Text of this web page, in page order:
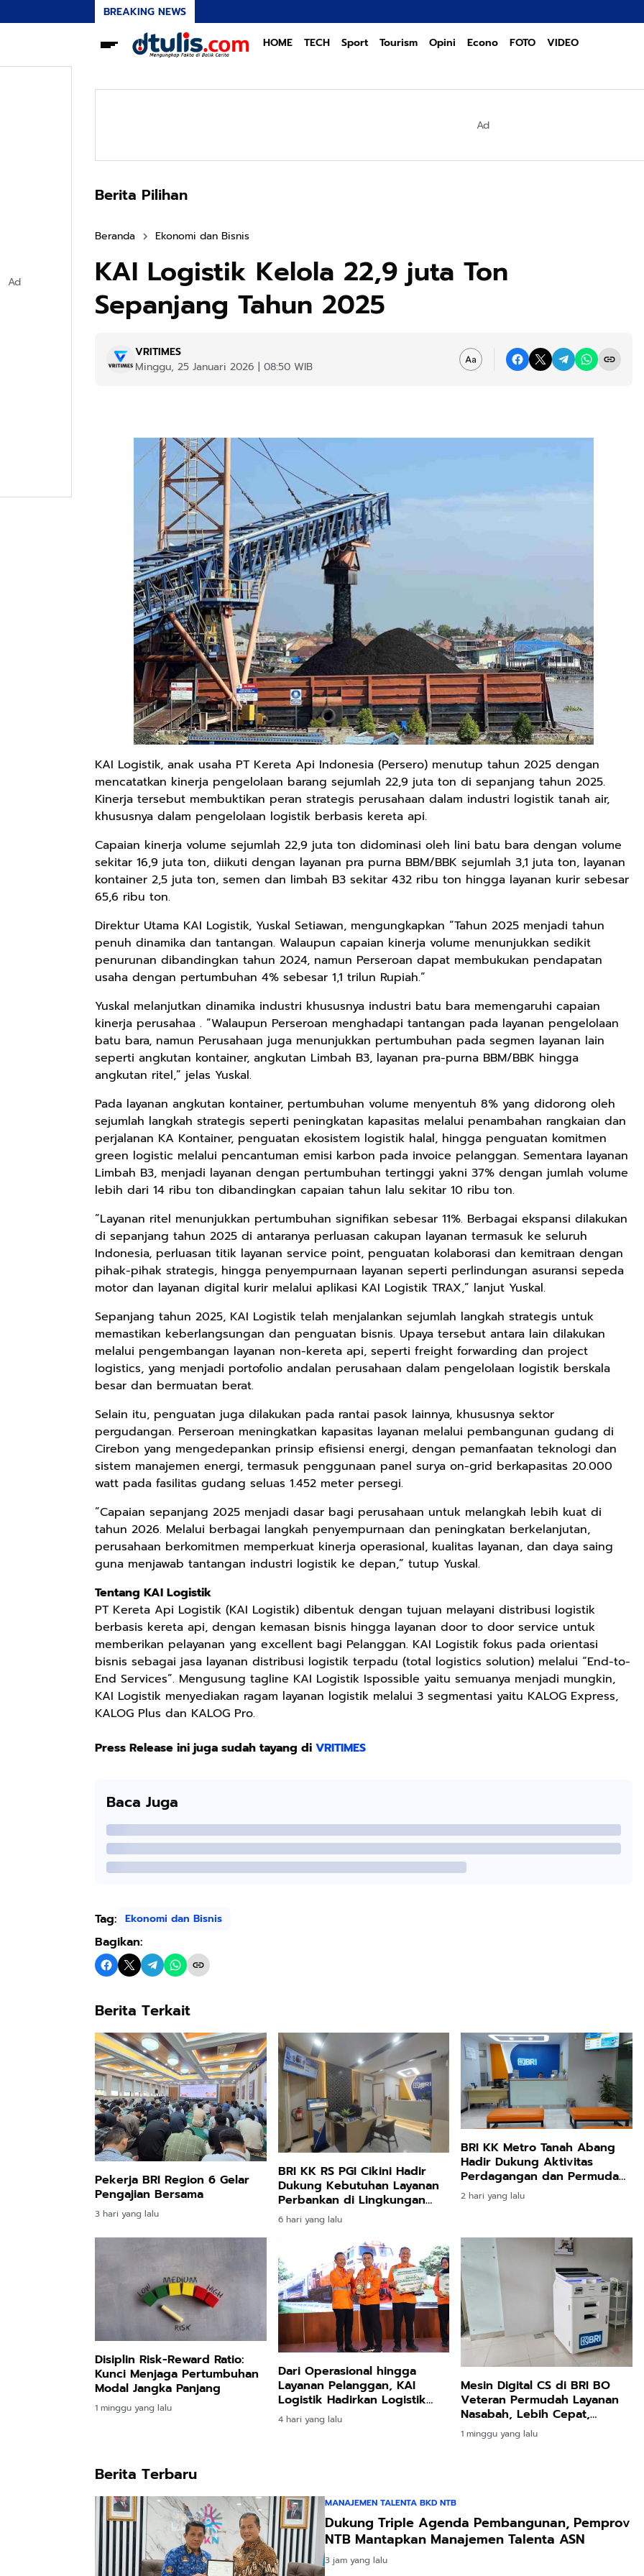
BREAKING NEWS
HOME TECH Sport Tourism Opini Econo FOTO VIDEO
Ad
Berita Pilihan
Beranda Ekonomi dan Bisnis
KAI Logistik Kelola 22,9 juta Ton
Sepanjang Tahun 2025
VRITIMES
Minggu, 25 Januari 2026 | 08:50 WIB
KAI Logistik, anak usaha PT Kereta Api Indonesia (Persero) menutup tahun 2025 dengan
mencatatkan kinerja pengelolaan barang sejumlah 22,9 juta ton di sepanjang tahun 2025.
Kinerja tersebut membuktikan peran strategis perusahaan dalam industri logistik tanah air,
khususnya dalam pengelolaan logistik berbasis kereta api.
Capaian kinerja volume sejumlah 22,9 juta ton didominasi oleh lini batu bara dengan volume
sekitar 16,9 juta ton, diikuti dengan layanan pra purna BBM/BBK sejumlah 3,1 juta ton, layanan
kontainer 2,5 juta ton, semen dan limbah B3 sekitar 432 ribu ton hingga layanan kurir sebesar
65,6 ribu ton.
Direktur Utama KAI Logistik, Yuskal Setiawan, mengungkapkan ”Tahun 2025 menjadi tahun
penuh dinamika dan tantangan. Walaupun capaian kinerja volume menunjukkan sedikit
penurunan dibandingkan tahun 2024, namun Perseroan dapat membukukan pendapatan
usaha dengan pertumbuhan 4% sebesar 1,1 trilun Rupiah.”
Yuskal melanjutkan dinamika industri khususnya industri batu bara memengaruhi capaian
kinerja perusahaa . ”Walaupun Perseroan menghadapi tantangan pada layanan pengelolaan
batu bara, namun Perusahaan juga menunjukkan pertumbuhan pada segmen layanan lain
seperti angkutan kontainer, angkutan Limbah B3, layanan pra-purna BBM/BBK hingga
angkutan ritel,” jelas Yuskal.
Pada layanan angkutan kontainer, pertumbuhan volume menyentuh 8% yang didorong oleh
sejumlah langkah strategis seperti peningkatan kapasitas melalui penambahan rangkaian dan
perjalanan KA Kontainer, penguatan ekosistem logistik halal, hingga penguatan komitmen
green logistic melalui pencantuman emisi karbon pada invoice pelanggan. Sementara layanan
Limbah B3, menjadi layanan dengan pertumbuhan tertinggi yakni 37% dengan jumlah volume
lebih dari 14 ribu ton dibandingkan capaian tahun lalu sekitar 10 ribu ton.
”Layanan ritel menunjukkan pertumbuhan signifikan sebesar 11%. Berbagai ekspansi dilakukan
di sepanjang tahun 2025 di antaranya perluasan cakupan layanan termasuk ke seluruh
Indonesia, perluasan titik layanan service point, penguatan kolaborasi dan kemitraan dengan
pihak-pihak strategis, hingga penyempurnaan layanan seperti perlindungan asuransi sepeda
motor dan layanan digital kurir melalui aplikasi KAI Logistik TRAX,” lanjut Yuskal.
Sepanjang tahun 2025, KAI Logistik telah menjalankan sejumlah langkah strategis untuk
memastikan keberlangsungan dan penguatan bisnis. Upaya tersebut antara lain dilakukan
melalui pengembangan layanan non-kereta api, seperti freight forwarding dan project
logistics, yang menjadi portofolio andalan perusahaan dalam pengelolaan logistik berskala
besar dan bermuatan berat.
Selain itu, penguatan juga dilakukan pada rantai pasok lainnya, khususnya sektor
pergudangan. Perseroan meningkatkan kapasitas layanan melalui pembangunan gudang di
Cirebon yang mengedepankan prinsip efisiensi energi, dengan pemanfaatan teknologi dan
sistem manajemen energi, termasuk penggunaan panel surya on-grid berkapasitas 20.000
watt pada fasilitas gudang seluas 1.452 meter persegi.
”Capaian sepanjang 2025 menjadi dasar bagi perusahaan untuk melangkah lebih kuat di
tahun 2026. Melalui berbagai langkah penyempurnaan dan peningkatan berkelanjutan,
perusahaan berkomitmen memperkuat kinerja operasional, kualitas layanan, dan daya saing
guna menjawab tantangan industri logistik ke depan,” tutup Yuskal.
Tentang KAI Logistik
PT Kereta Api Logistik (KAI Logistik) dibentuk dengan tujuan melayani distribusi logistik
berbasis kereta api, dengan kemasan bisnis hingga layanan door to door service untuk
memberikan pelayanan yang excellent bagi Pelanggan. KAI Logistik fokus pada orientasi
bisnis sebagai jasa layanan distribusi logistik terpadu (total logistics solution) melalui “End-to-
End Services”. Mengusung tagline KAI Logistik Ispossible yaitu semuanya menjadi mungkin,
KAI Logistik menyediakan ragam layanan logistik melalui 3 segmentasi yaitu KALOG Express,
KALOG Plus dan KALOG Pro.
Press Release ini juga sudah tayang di VRITIMES
Baca Juga
Tag: Ekonomi dan Bisnis
Bagikan:
Berita Terkait
Pekerja BRI Region 6 Gelar
Pengajian Bersama
3 hari yang lalu
BRI KK RS PGI Cikini Hadir
Dukung Kebutuhan Layanan
Perbankan di Lingkungan
Rumah Sakit
6 hari yang lalu
BRI KK Metro Tanah Abang
Hadir Dukung Aktivitas
Perdagangan dan Permudah
Akses Layanan Perbankan
2 hari yang lalu
Disiplin Risk-Reward Ratio:
Kunci Menjaga Pertumbuhan
Modal Jangka Panjang
1 minggu yang lalu
Dari Operasional hingga
Layanan Pelanggan, KAI
Logistik Hadirkan Logistik
yang Lebih Ramah
Lingkungan
4 hari yang lalu
Mesin Digital CS di BRI BO
Veteran Permudah Layanan
Nasabah, Lebih Cepat,
Mudah, dan Praktis
1 minggu yang lalu
Berita Terbaru
MANAJEMEN TALENTA BKD NTB
Dukung Triple Agenda Pembangunan, Pemprov
NTB Mantapkan Manajemen Talenta ASN
3 jam yang lalu
Rp20.000
Hay Poetry
Promo Bundling
Botol Feminim
Care Perawatan
Keputihan
Kewanitaan
Hygiene dengan
pH Balance dan
Bubbelgum
Vanilla &
Hazelnut
Shopee
Rp28.000
Beli 1 Gratis 1
Sleeping Spray
& Pillow Mist
Aromatherapy
Lavender By
ODY.CO 60ml
Pewangi /
Pengharum
Pengharum
Serbaguna
Linen Spray
Shopee
Rp72.000
KAZORA Sepatu
Original
Sneaker
Sekolah
Olahraga Sport
Running Phylon
Empuk Dan
Ringan
Premium Pria
Dan Wanita
Sepatu Jogging
Hitam Navy Abu
Putih Outdoor
Perempuan
Shopee
Rp71.500
Jersey Oversize
Boxy PROMISE
88 Vintage
Unisex Pria
Wanita Sport
Big Size
Shopee
Rp57.428
DAN POCOCO
Boneka Plush
Mainan Hewan
Isi Hadiah Ulang
Tahun
Shopee
Rp37.400
BETADINE
FEMININE
HYGIENE
Pembersih
60ml
Rp359.000
Jessie Beauty -
Bundle Ice
Cream Tint
Liptint All
Shopee
Rp59.999
BEBLISS EAU DE
PARFUME
ROMANTIC
SERIES BUY 1
PARFUM
SHIMMER SPRAY
UNISEX
PREMIUM
TAHAN LAMA
Shopee
Rp282.667
DBS 8899 G Plus
Shock Belakang
Motor Matic
Smile Beat
Scoopy Genio
Vario Fi Xeon
Fazzio Vario
Shopee
Jas Hujan Pria
Wanita Dewasa
Setelan Jaket
Ad